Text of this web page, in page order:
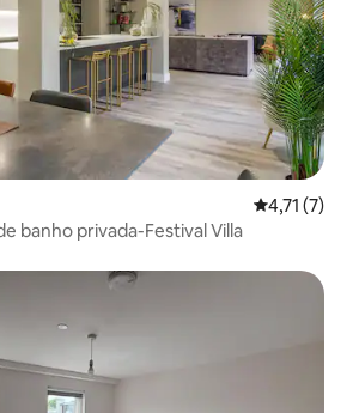
4,71 de
4,71 (7)
banho privada-Festival Villa